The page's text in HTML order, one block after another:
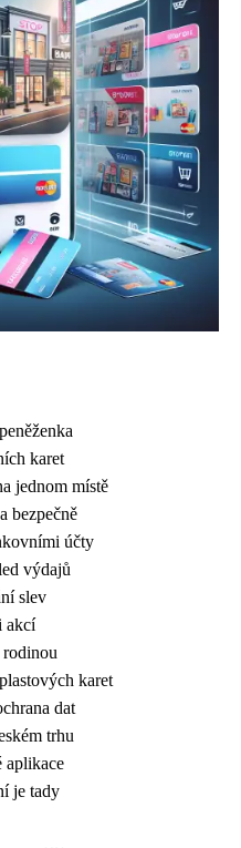
karet
jednom místě
bezpečně
účty
výdajů
slev
akcí
karet
dat
trhu
aplikace
je tady